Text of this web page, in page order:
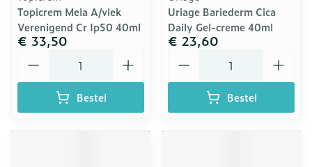
Topicrem Mela A/vlek
Verenigend Cr Ip50 40ml
€ 33,50
Bestel
Uriage Bariederm Cica
Daily Gel-creme 40ml
€ 23,60
Bestel